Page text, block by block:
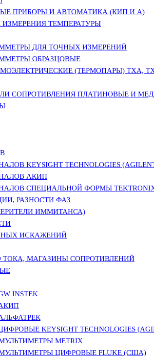
ПРИБОРЫ И АВТОМАТИКА (КИП И А)
ТЕМПЕРАТУРЫ
ДЛЯ ТОЧНЫХ ИЗМЕРЕНИЙ
ОБРАЗЦОВЫЕ
(ТЕРМОПАРЫ) ТХА,
СОПРОТИВЛЕНИЯ ПЛАТИНОВЫЕ И
KEYSIGHT TECHNOLOGIES
АКИП
СПЕЦИАЛЬНОЙ ФОРМЫ
РАЗНОСТИ ФАЗ
ИММИТАНСА)
ИСКАЖЕНИЙ
МАГАЗИНЫ СОПРОТИВЛЕНИЙ
INSTEK
KEYSIGHT TECHNOLOGIES
METRIX
ЦИФРОВЫЕ FLUKE (США)